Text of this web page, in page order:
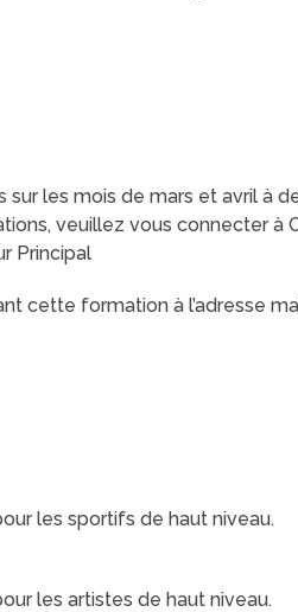
sur les mois de mars et avril à
veuillez vous connecter à
Principal
cette formation à l’adresse
les sportifs de haut niveau.
les artistes de haut niveau.